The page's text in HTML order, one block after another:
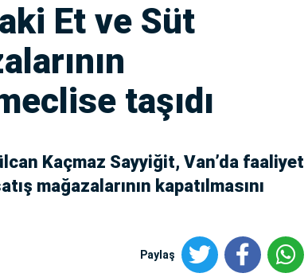
Et ve Süt
taşıdı
Kaçmaz Sayyiğit, Van’da faaliyet
mağazalarının kapatılmasını
Paylaş